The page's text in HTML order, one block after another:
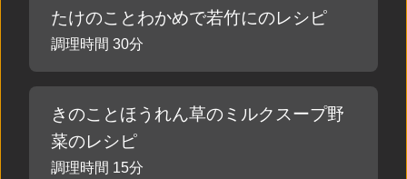
たけのことわかめで若竹にのレシピ
調理時間 30分
きのことほうれん草のミルクスープ野
菜のレシピ
調理時間 15分